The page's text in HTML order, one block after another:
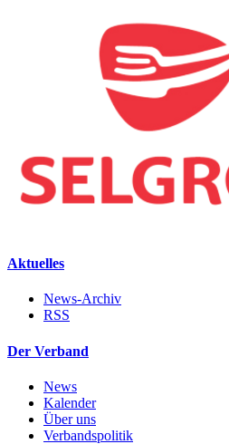
Aktuelles
News-Archiv
RSS
Der Verband
News
Kalender
Über uns
Verbandspolitik